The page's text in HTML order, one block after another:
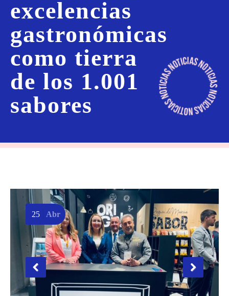
excelencias
gastronómicas
como tierra
de los 1.001
sabores
25 Abr